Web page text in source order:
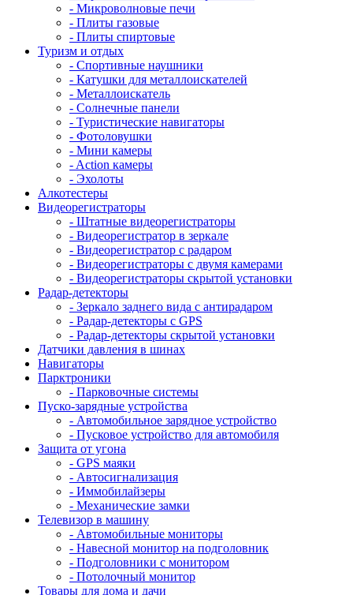
- Микроволновые печи
- Плиты газовые
- Плиты спиртовые
Туризм и отдых
- Cпортивные наушники
- Катушки для металлоискателей
- Металлоискатель
- Солнечные панели
- Туристические навигаторы
- Фотоловушки
- Мини камеры
- Action камеры
- Эхолоты
Алкотестеры
Видеорегистраторы
- Штатные видеорегистраторы
- Видеорегистратор в зеркале
- Видеорегистратор с радаром
- Видеорегистраторы с двумя камерами
- Видеорегистраторы скрытой установки
Радар-детекторы
- Зеркало заднего вида с антирадаром
- Радар-детекторы с GPS
- Радар-детекторы скрытой установки
Датчики давления в шинах
Навигаторы
Парктроники
- Парковочные системы
Пуско-зарядные устройства
- Автомобильное зарядное устройство
- Пусковое устройство для автомобиля
Защита от угона
- GPS маяки
- Автосигнализация
- Иммобилайзеры
- Механические замки
Телевизор в машину
- Автомобильные мониторы
- Навесной монитор на подголовник
- Подголовники с монитором
- Потолочный монитор
Товары для дома и дачи